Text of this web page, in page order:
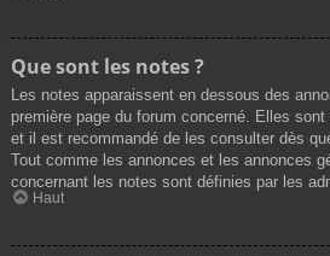
Que sont les notes ?
Les notes apparaissent en dessous des
première page du forum concerné. Elles
et il est recommandé de les consulter dès
Tout comme les annonces et les annonces
concernant les notes sont définies par les
Haut